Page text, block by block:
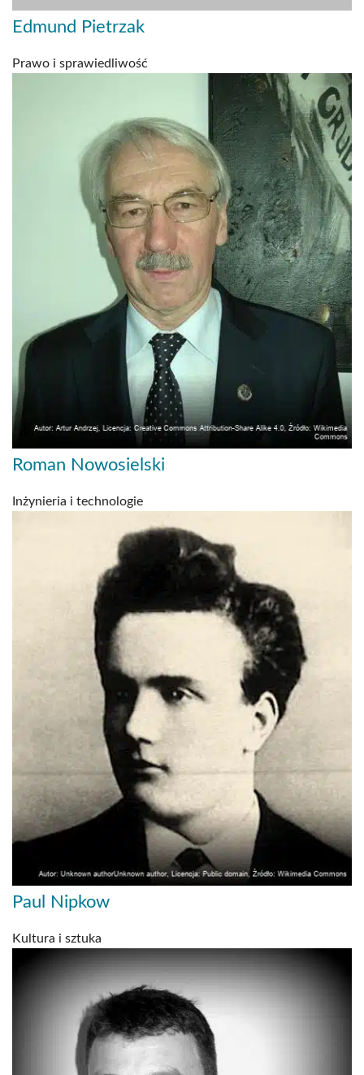
Edmund Pietrzak
Prawo i sprawiedliwość
Roman Nowosielski
Inżynieria i technologie
Paul Nipkow
Kultura i sztuka